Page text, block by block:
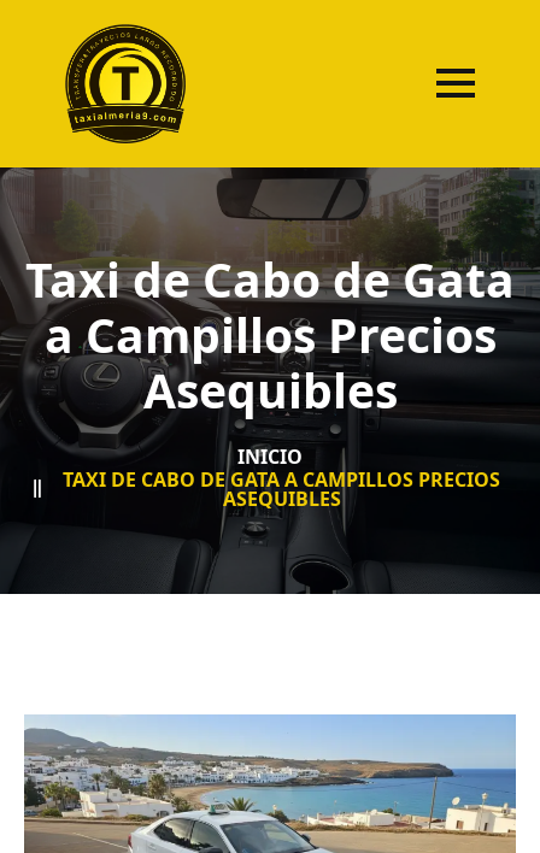
Taxi de Cabo de Gata
a Campillos Precios
Asequibles
INICIO
TAXI DE CABO DE GATA A CAMPILLOS PRECIOS
ASEQUIBLES